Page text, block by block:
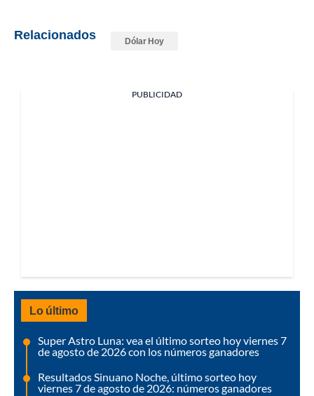
Relacionados Dólar Hoy
PUBLICIDAD
Lo último
Super Astro Luna: vea el último sorteo hoy viernes 7
de agosto de 2026 con los números ganadores
Resultados Sinuano Noche, último sorteo hoy
viernes 7 de agosto de 2026: números ganadores